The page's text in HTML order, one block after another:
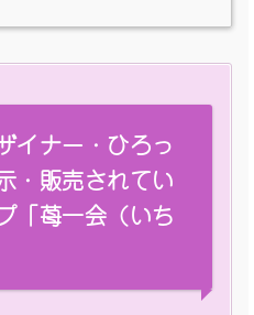
イナー・ひろっ
・販売されてい
「苺一会（いち